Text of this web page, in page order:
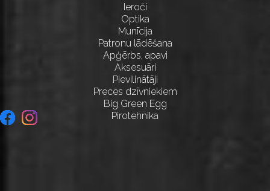
Ieroči
Optika
Munīcija
Patronu lādēšana
Apģērbs, apavi
Aksesuāri
Pievilinātāji
Preces dzīvniekiem
Big Green Egg
Pirotehnika